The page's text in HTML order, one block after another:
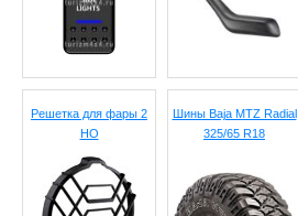
Решетка для фары 2
HO
Шины Baja MTZ Radial
325/65 R18